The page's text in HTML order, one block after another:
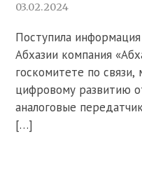
03.02.2024
Поступила
Абхазии компания
госкомитете по
цифровому развитию
аналоговые
[…]